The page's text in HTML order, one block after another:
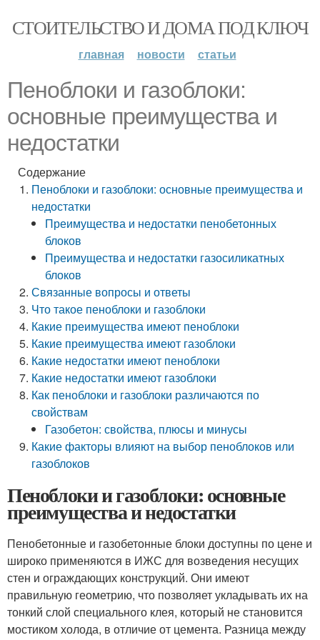
СТОИТЕЛЬСТВО И ДОМА ПОД КЛЮЧ
главная новости статьи
Пеноблоки и газоблоки:
основные преимущества и
недостатки
Содержание
Пеноблоки и газоблоки: основные преимущества и
недостатки
Преимущества и недостатки пенобетонных
блоков
Преимущества и недостатки газосиликатных
блоков
Связанные вопросы и ответы
Что такое пеноблоки и газоблоки
Какие преимущества имеют пеноблоки
Какие преимущества имеют газоблоки
Какие недостатки имеют пеноблоки
Какие недостатки имеют газоблоки
Как пеноблоки и газоблоки различаются по
свойствам
Газобетон: свойства, плюсы и минусы
Какие факторы влияют на выбор пеноблоков или
газоблоков
Пеноблоки и газоблоки: основные
преимущества и недостатки
Пенобетонные и газобетонные блоки доступны по цене и
широко применяются в ИЖС для возведения несущих
стен и ограждающих конструкций. Они имеют
правильную геометрию, что позволяет укладывать их на
тонкий слой специального клея, который не становится
мостиком холода, в отличие от цемента. Разница между